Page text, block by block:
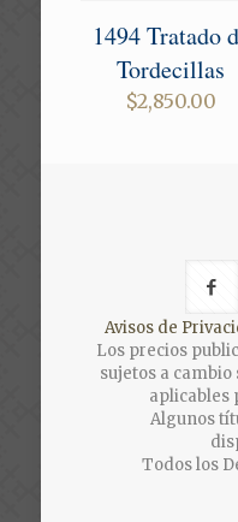
1494 Tratado
Tordecillas
$2,850.00
Avisos de
Los precios
sujetos a cambio
aplicables
Algunos
Todos los